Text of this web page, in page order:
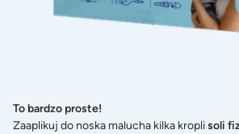
To bardzo proste!
Zaaplikuj do noska malucha kilka kroplisoli